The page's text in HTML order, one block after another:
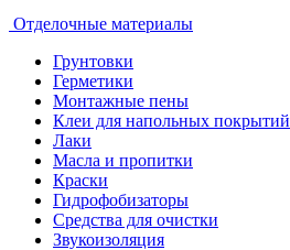
Отделочные материалы
Грунтовки
Герметики
Монтажные пены
Клеи для напольных покрытий
Лаки
Масла и пропитки
Краски
Гидрофобизаторы
Средства для очистки
Звукоизоляция